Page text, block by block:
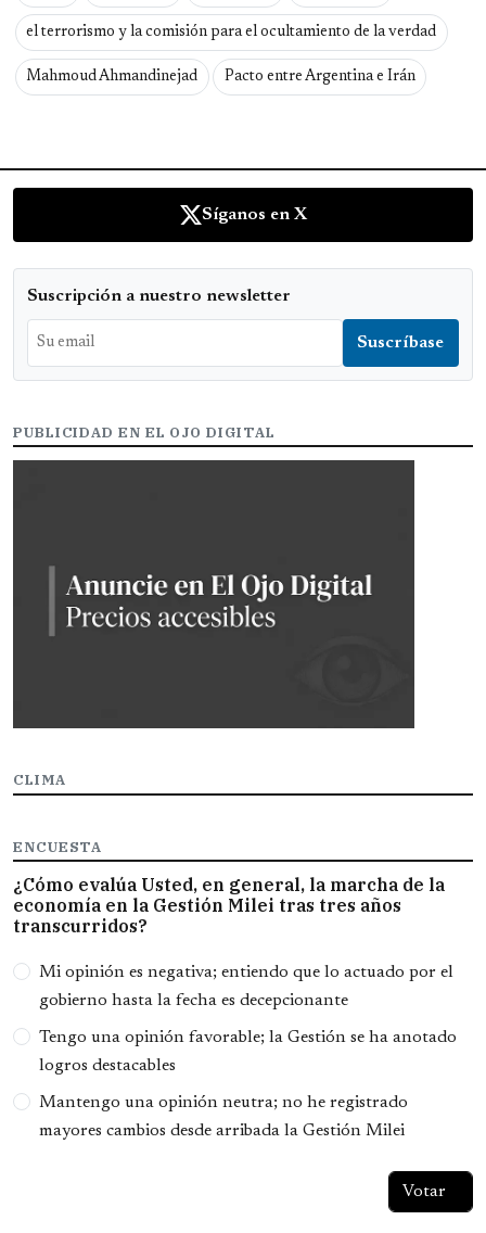
el terrorismo y la comisión para el ocultamiento de la verdad
Mahmoud Ahmandinejad Pacto entre Argentina e Irán
Síganos en X
Suscripción a nuestro newsletter
PUBLICIDAD EN EL OJO DIGITAL
CLIMA
ENCUESTA
¿Cómo evalúa Usted, en general, la marcha de la
economía en la Gestión Milei tras tres años
transcurridos?
Opciones
Mi opinión es negativa; entiendo que lo actuado por el
gobierno hasta la fecha es decepcionante
Tengo una opinión favorable; la Gestión se ha anotado
logros destacables
Mantengo una opinión neutra; no he registrado
mayores cambios desde arribada la Gestión Milei